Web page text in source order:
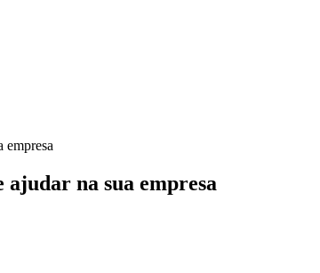
empresa
na sua empresa